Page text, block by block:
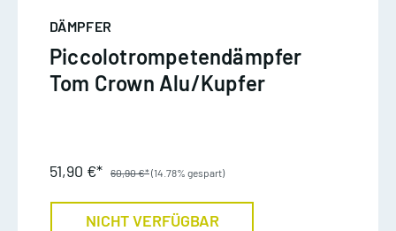
DÄMPFER
Piccolotrompetendämpfer
Tom Crown Alu/Kupfer
51,90 €* 60,90 €*(14.78% gespart)
NICHT VERFÜGBAR